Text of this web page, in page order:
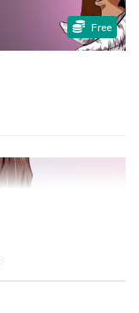
Free